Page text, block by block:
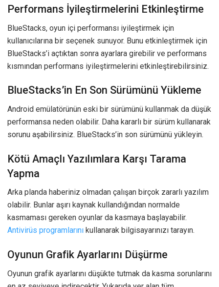
Performans İyileştirmelerini Etkinleştirme
BlueStacks, oyun içi performansı iyileştirmek için
kullanıcılarına bir seçenek sunuyor. Bunu etkinleştirmek için
BlueStacks’i açtıktan sonra ayarlara girebilir ve performans
kısmından performans iyileştirmelerini etkinleştirebilirsiniz.
BlueStacks’in En Son Sürümünü Yükleme
Android emülatörünün eski bir sürümünü kullanmak da düşük
performansa neden olabilir. Daha kararlı bir sürüm kullanarak
sorunu aşabilirsiniz. BlueStacks’in son sürümünü yükleyin.
Kötü Amaçlı Yazılımlara Karşı Tarama
Yapma
Arka planda haberiniz olmadan çalışan birçok zararlı yazılım
olabilir. Bunlar aşırı kaynak kullandığından normalde
kasmaması gereken oyunlar da kasmaya başlayabilir.
Antivirüs programlarını kullanarak bilgisayarınızı tarayın.
Oyunun Grafik Ayarlarını Düşürme
Oyunun grafik ayarlarını düşükte tutmak da kasma sorunlarını